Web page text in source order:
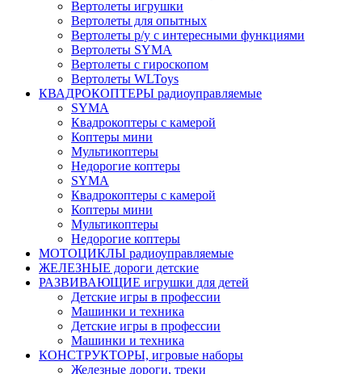
Вертолеты игрушки
Вертолеты для опытных
Вертолеты р/у с интересными функциями
Вертолеты SYMA
Вертолеты с гироскопом
Вертолеты WLToys
КВАДРОКОПТЕРЫ радиоуправляемые
SYMA
Квадрокоптеры с камерой
Коптеры мини
Мультикоптеры
Недорогие коптеры
SYMA
Квадрокоптеры с камерой
Коптеры мини
Мультикоптеры
Недорогие коптеры
МОТОЦИКЛЫ радиоуправляемые
ЖЕЛЕЗНЫЕ дороги детские
РАЗВИВАЮЩИЕ игрушки для детей
Детские игры в профессии
Машинки и техника
Детские игры в профессии
Машинки и техника
КОНСТРУКТОРЫ, игровые наборы
Железные дороги, треки